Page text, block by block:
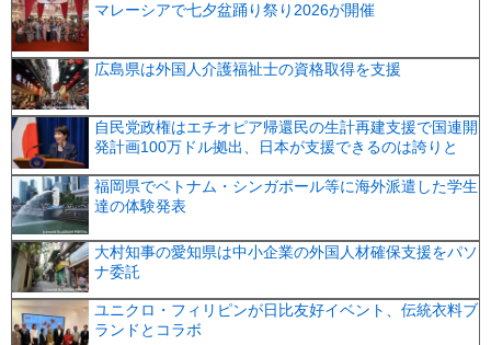
マレーシアで七夕盆踊り祭り2026が開催
広島県は外国人介護福祉士の資格取得を支援
自民党政権はエチオピア帰還民の生計再建支援で国連開
発計画100万ドル拠出、日本が支援できるのは誇りと
福岡県でベトナム・シンガポール等に海外派遣した学生
達の体験発表
大村知事の愛知県は中小企業の外国人材確保支援をパソ
ナ委託
ユニクロ・フィリピンが日比友好イベント、伝統衣料ブ
ランドとコラボ